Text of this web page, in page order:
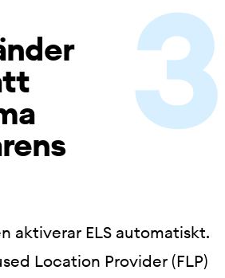
aktiverar ELS automatiskt.
Location Provider (FLP)